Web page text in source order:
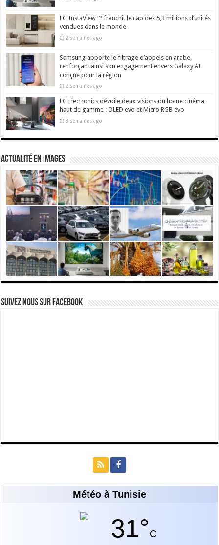
LG InstaView™ franchit le cap des 5,3 millions d’unités
vendues dans le monde
2 semaines ago
Samsung apporte le filtrage d’appels en arabe,
renforçant ainsi son engagement envers Galaxy AI
conçue pour la région
2 semaines ago
LG Electronics dévoile deux visions du home cinéma
haut de gamme : OLED evo et Micro RGB evo
3 semaines ago
actualité en images
Suivez nous Sur Facebook
Météo à Tunisie
31°C